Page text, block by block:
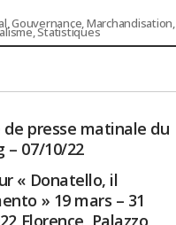
,Gouvernance,Marchandisation,
,Statistiques
de presse matinale du
– 07/10/22
« Donatello, il
» 19 mars – 31